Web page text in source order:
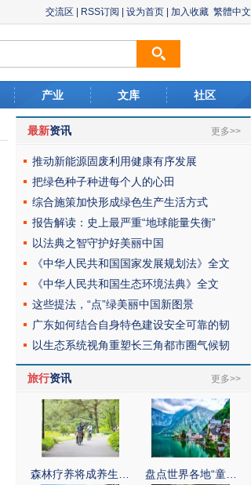
交流区 RSS订阅 设为首页 加入收藏 繁體中文
产业 文库 社区
最新资讯 更多>>
推动新能源固废利用健康有序发展
把绿色种子种进每个人的心田
综合施策加快形成绿色生产生活方式
报告解读：史上最严重“地球能量失衡”
以法典之智守护好美丽中国
《中华人民共和国国家发展规划法》全文
《中华人民共和国生态环境法典》全文
这些提法，“点”绿美丽中国新图景
广东如何结合自身特色建设安全可靠的韧
以生态系统视角重塑长三角都市圈气候韧
旅行资讯 更多>>
森林疗养将成养生… 盘点世界各地“童…